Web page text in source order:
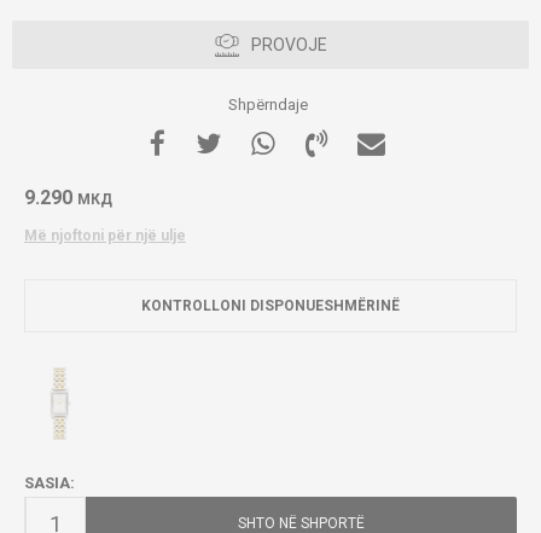
PROVOJE
Shpërndaje
9.290 МКД
Më njoftoni për një ulje
KONTROLLONI DISPONUESHMËRINË
SASIA:
SHTO NË SHPORTË